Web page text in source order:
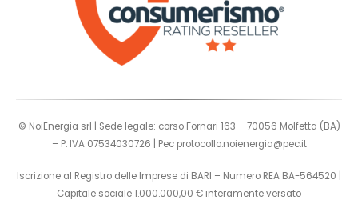
© NoiEnergia srl | Sede legale: corso Fornari 163 – 70056 Molfetta (BA)
– P. IVA 07534030726 | Pec protocollo.noienergia@pec.it
Iscrizione al Registro delle Imprese di BARI – Numero REA BA-564520 |
Capitale sociale 1.000.000,00 € interamente versato